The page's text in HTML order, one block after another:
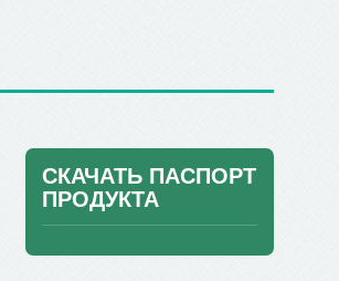
СКАЧАТЬ ПAСПОРТ
ПРОДУКТА